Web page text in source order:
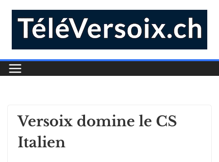
Versoix domine le CS
Italien